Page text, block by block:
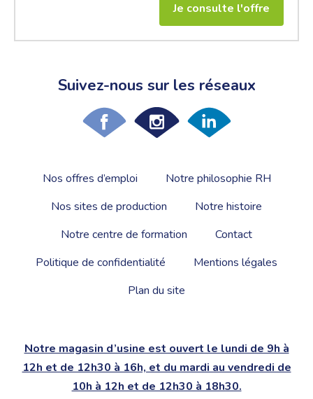
Je consulte l'offre
Suivez-nous sur les réseaux
Nos offres d’emploi
Notre philosophie RH
Nos sites de production
Notre histoire
Notre centre de formation
Contact
Politique de confidentialité
Mentions légales
Plan du site
Notre magasin d’usine est ouvert le lundi de 9h à
12h et de 12h30 à 16h, et du mardi au vendredi de
10h à 12h et de 12h30 à 18h30.